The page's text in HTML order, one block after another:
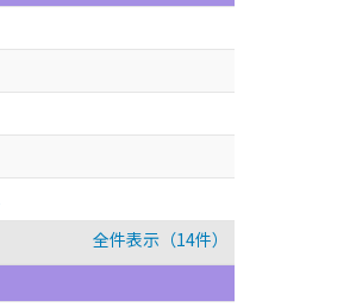
全件表示（14件）